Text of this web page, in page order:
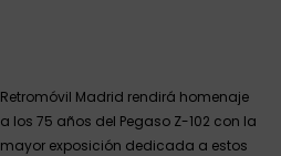
Retromóvil Madrid rendirá homenaje
a los 75 años del Pegaso Z-102 con la
mayor exposición dedicada a estos